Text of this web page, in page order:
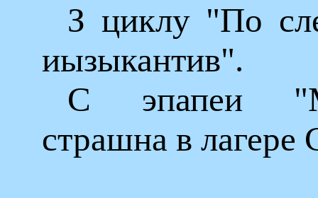
З циклу "По
иызыкантив".
С эпапеи
страшна в